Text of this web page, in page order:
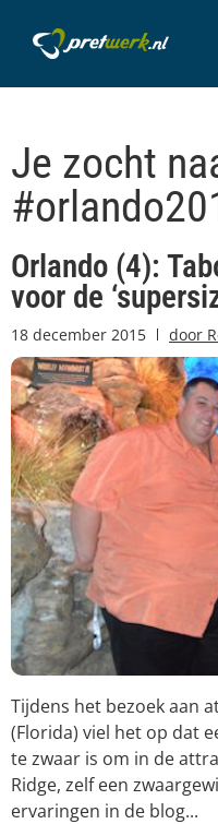
Je zocht
Orlando (4):
voor de
18 december 2015 door
Tijdens het bezoek aan
(Florida) viel het op dat
te zwaar is om in de
Ridge, zelf een
ervaringen in de blog...